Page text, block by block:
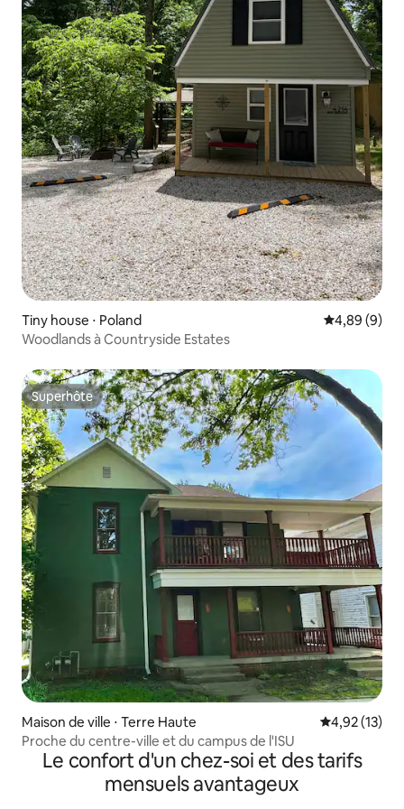
Tiny house ⋅ Poland Évaluation
4,89 (9)
Woodlands à Countryside Estates
Superhôte
Superhôte
Maison de ville ⋅ Terre Haute Évaluation
4,92 (13)
Proche du centre-ville et du campus de l'ISU
Le confort d'un chez-soi et des tarifs
mensuels avantageux